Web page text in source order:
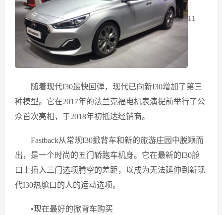
11
随着现代I30最快回弹，现代已向新I30增加了第三
种模型。它在2017年的法兰克福电机表演提前举行了公
众首次亮相，于2018年初抵达经销商。
Fastback从常规I30掀背车和新的旅游庄园中脱颖而
出，是一个时尚的五门轿跑车机身。它在最新的I30舱
口上插入三门选项腾空的差距，以成为无法延伸到新现
代I30热舱口的人的运动选项。
•现在最好的掀背车购买